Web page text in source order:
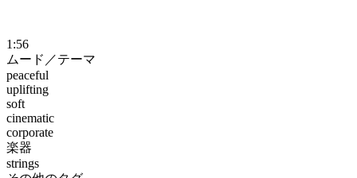
1:56
ムード／テーマ
peaceful
uplifting
soft
cinematic
corporate
楽器
strings